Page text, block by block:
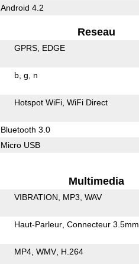
Android 4.2
Reseau
GPRS EDGE
b g n
Hotspot WiFi WiFi Direct
Bluetooth 3.0
Micro USB
Multimedia
VIBRATION MP3 WAV
Haut-Parleur Connecteur 3.5mm
MP4 WMV H.264